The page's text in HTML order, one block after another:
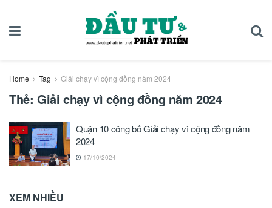
Home Tag Giải chạy vì cộng đồng năm 2024
Thẻ: Giải chạy vì cộng đồng năm 2024
Quận 10 công bố Giải chạy vì cộng đồng năm
2024
17/10/2024
XEM NHIỀU